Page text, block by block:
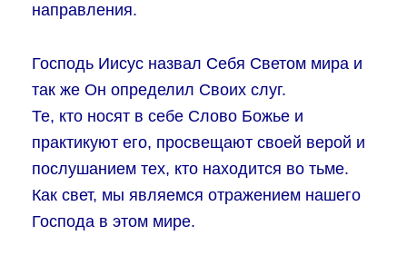
направления.
Господь Иисус назвал Себя Светом мира и
так же Он определил Своих слуг.
Те, кто носят в себе Слово Божье и
практикуют его, просвещают своей верой и
послушанием тех, кто находится во тьме.
Как свет, мы являемся отражением нашего
Господа в этом мире.